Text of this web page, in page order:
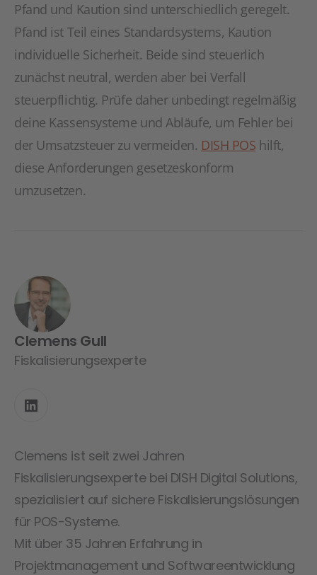
Pfand und Kaution sind unterschiedlich geregelt.
Pfand ist Teil eines Standardsystems, Kaution
individuelle Sicherheit. Beide sind steuerlich
zunächst neutral, werden aber bei Verfall
steuerpflichtig. Prüfe daher unbedingt regelmäßig
deine Kassensysteme und Abläufe, um Fehler bei
der Umsatzsteuer zu vermeiden. DISH POS hilft,
diese Anforderungen gesetzeskonform
umzusetzen.
Clemens Gull
Fiskalisierungsexperte
Clemens ist seit zwei Jahren
Fiskalisierungsexperte bei DISH Digital Solutions,
spezialisiert auf sichere Fiskalisierungslösungen
für POS-Systeme.
Mit über 35 Jahren Erfahrung in
Projektmanagement und Softwareentwicklung